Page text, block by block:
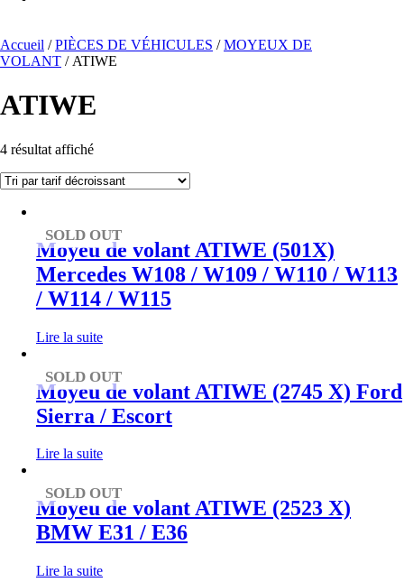
Accueil /PIÈCES DE VÉHICULES /MOYEUX DE
VOLANT / ATIWE
ATIWE
4 résultat affichéTrié
prix
SOLD OUT
Moyeu de volant ATIWE (501X)
Mercedes W108 / W109 / W110 / W113
/ W114 / W115
Lire la suite
SOLD OUT
Moyeu de volant ATIWE (2745 X) Ford
Sierra / Escort
Lire la suite
SOLD OUT
Moyeu de volant ATIWE (2523 X)
BMW E31 / E36
Lire la suite